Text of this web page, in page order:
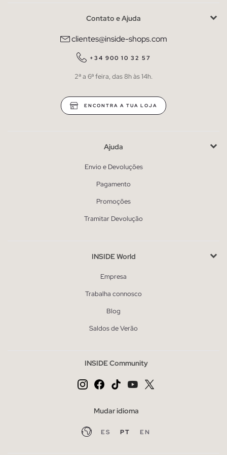
Contato e Ajuda
clientes@inside-shops.com
+34 900 10 32 57
2ª a 6ª feira, das 8h às 14h.
ENCONTRA A TUA LOJA
Ajuda
Envio e Devoluções
Pagamento
Promoções
Tramitar Devolução
INSIDE World
Empresa
Trabalha connosco
Blog
Saldos de Verão
INSIDE Community
Mudar idioma
ES PT EN